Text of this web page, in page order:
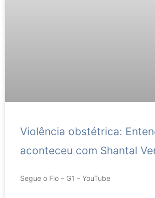
Violência obstétrica:
aconteceu com Shantal
Segue o Fio – G1 – YouTube